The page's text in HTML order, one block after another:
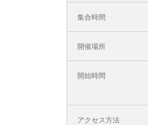
集合時間
開催場所
開始時間
アクセス方法